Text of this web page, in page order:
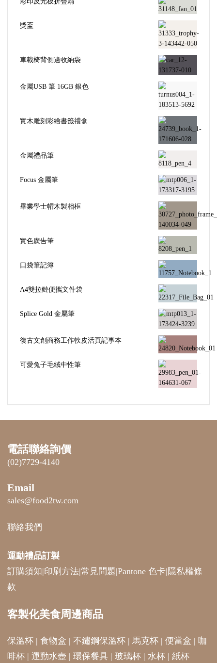
獎盃
車載椅背側邊收納袋
金屬USB 筆 16GB 銀色
實木雕刻彩繪書籤禮盒
金屬禮品筆
Focus 金屬筆
畢業學士帽木製相框
實色廣告筆
口袋筆記簿
A4雙拉鏈便攜文件袋
Splice Gold 金屬筆
復古文創商務工作軟皮活頁記事本
可愛兔子毛絨中性筆
電話聯絡詢價
(02)7729-4140
Email
sales@food2tw.com
聯絡我們
運動禮品訂製
訂購須知|印刷方法|常見問題|Pantone 色卡| 隱私權條
款
客製化美食周邊商品
保溫杯 | 食物盒 | 不鏽鋼保溫杯 | 馬克杯 | 便當盒 | 咖
啡杯 | 運動水壺 | 環保餐具 | 玻璃杯 | 水杯 | 紙杯